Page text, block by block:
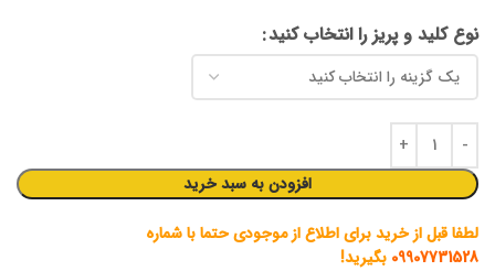
نوع کلید و پریز را انتخاب کنید
افزودن به سبد خرید
لطفا قبل از خرید برای اطلاع از موجودی حتما با شماره
09907731528 بگیرید!